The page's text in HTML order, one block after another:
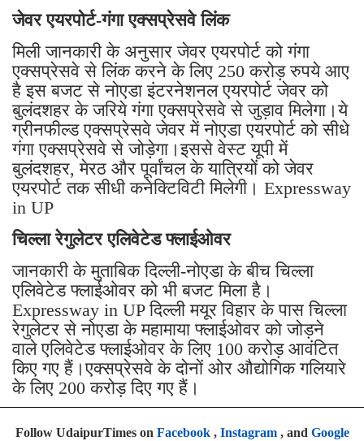
जेवर एयरपोर्ट-गंगा एक्सप्रेसवे लिंक
मिली जानकारी के अनुसार जेवर एयरपोर्ट को गंगा
एक्सप्रेसवे से लिंक करने के लिए 250 करोड़ रुपये आए
है इस बजट से नोएडा इंटरनेशनल एयरपोर्ट जेवर को
बुलंदशहर के जरिये गंगा एक्सप्रेसवे से जुड़ाव मिलेगा।ये
ग्रीनफील्ड एक्सप्रेसवे जेवर में नोएडा एयरपोर्ट को सीधे
गंगा एक्सप्रेसवे से जोड़ेगा।इससे वेस्ट यूपी में
बुलंदशहर, मेरठ और पूर्वांचल के यात्रियों को जेवर
एयरपोर्ट तक सीधी कनेक्टिविटी मिलेगी। Expressway
in UP
चिल्ला रेगुलेटर एलिवेटेड फ्लाईओवर
जानकारी के मुताबिक दिल्ली-नोएडा के बीच चिल्ला
एलिवेटेड फ्लाईओवर को भी बजट मिला है।
Expressway in UP दिल्ली मयूर विहार के पास चिल्ला
रेगुलेटर से नोएडा के महामाया फ्लाईओवर को जोड़ने
वाले एलिवेटेड फ्लाईओवर के लिए 100 करोड़ आवंटित
किए गए हैं।एक्सप्रेसवे के दोनों ओर औद्योगिक गलियारे
के लिए 200 करोड़ दिए गए हैं।
Follow UdaipurTimes on Facebook, Instagram, and Google